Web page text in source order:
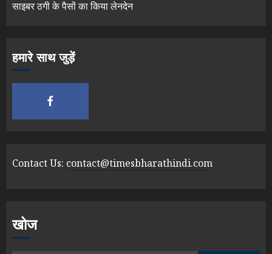
साइबर ठगी के पैसों का किया लेनदेन
हमारे साथ जुड़ें
Contact Us: contact@timesbharathindi.com
खोज